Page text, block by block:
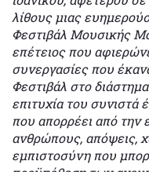
λίθους μιας
Φεστιβάλ Μουσικής
επέτειος που
συνεργασίες που
Φεστιβάλ στο
επιτυχία του συνιστά
που απορρέει από την
ανθρώπους, απόψεις,
εμπιστοσύνη που